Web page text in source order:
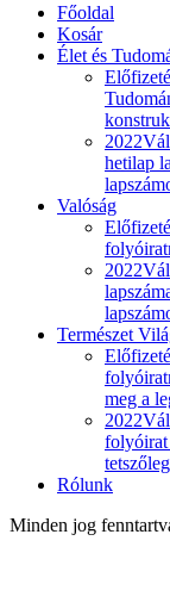
Főoldal
Kosár
Élet és
2022
hetilap
Valóság
2022
Természet
meg a
2022
folyóirat
Rólunk
Minden jog